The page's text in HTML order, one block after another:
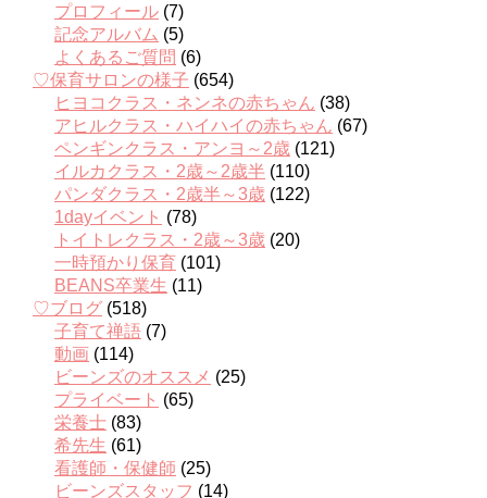
プロフィール (7)
記念アルバム (5)
よくあるご質問 (6)
♡保育サロンの様子 (654)
ヒヨコクラス・ネンネの赤ちゃん (38)
アヒルクラス・ハイハイの赤ちゃん (67)
ペンギンクラス・アンヨ～2歳 (121)
イルカクラス・2歳～2歳半 (110)
パンダクラス・2歳半～3歳 (122)
1dayイベント (78)
トイトレクラス・2歳～3歳 (20)
一時預かり保育 (101)
BEANS卒業生 (11)
♡ブログ (518)
子育て禅語 (7)
動画 (114)
ビーンズのオススメ (25)
プライベート (65)
栄養士 (83)
希先生 (61)
看護師・保健師 (25)
ビーンズスタッフ (14)